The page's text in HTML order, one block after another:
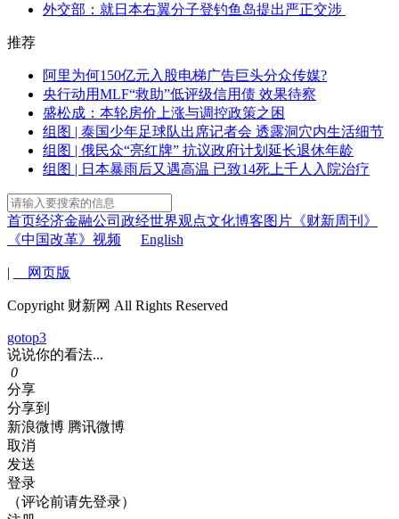
外交部：就日本右翼分子登钓鱼岛提出严正交涉
推荐
阿里为何150亿元入股电梯广告巨头分众传媒?
央行动用MLF“救助”低评级信用债 效果待察
盛松成：本轮房价上涨与调控政策之困
组图 | 泰国少年足球队出席记者会 透露洞穴内生活细节
组图 | 俄民众“亮红牌” 抗议政府计划延长退休年龄
组图 | 日本暴雨后又遇高温 已致14死上千人入院治疗
首页经济金融公司 政经世界观点文化博客图片 《财新周刊》
《中国改革》 视频 English
| 网页版
Copyright 财新网 All Rights Reserved
gotop3
说说你的看法...
0
分享
分享到
新浪微博 腾讯微博
取消
发送
登录
（评论前请先登录）